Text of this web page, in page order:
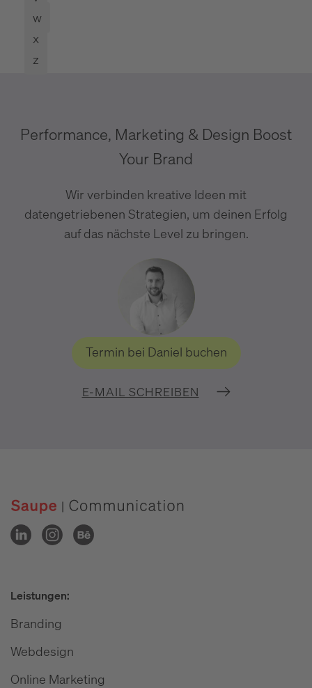
w
x
z
Performance, Marketing & Design Boost
Your Brand
Wir verbinden kreative Ideen mit
datengetriebenen Strategien, um deinen Erfolg
auf das nächste Level zu bringen.
Termin bei Daniel buchen
E-MAIL SCHREIBEN
Leistungen:
Branding
Webdesign
Online Marketing